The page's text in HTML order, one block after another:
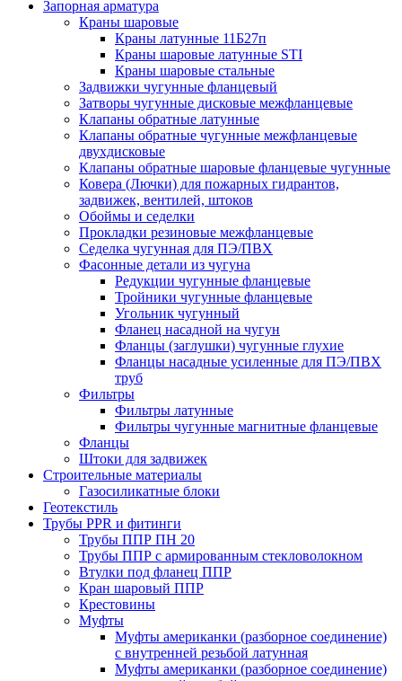
Запорная арматура
Краны шаровые
Краны латунные 11Б27п
Краны шаровые латунные STI
Краны шаровые стальные
Задвижки чугунные фланцевый
Затворы чугунные дисковые межфланцевые
Клапаны обратные латунные
Клапаны обратные чугунные межфланцевые
двухдисковые
Клапаны обратные шаровые фланцевые чугунные
Ковера (Лючки) для пожарных гидрантов,
задвижек, вентилей, штоков
Обоймы и седелки
Прокладки резиновые межфланцевые
Седелка чугунная для ПЭ/ПВХ
Фасонные детали из чугуна
Редукции чугунные фланцевые
Тройники чугунные фланцевые
Угольник чугунный
Фланец насадной на чугун
Фланцы (заглушки) чугунные глухие
Фланцы насадные усиленные для ПЭ/ПВХ
труб
Фильтры
Фильтры латунные
Фильтры чугунные магнитные фланцевые
Фланцы
Штоки для задвижек
Строительные материалы
Газосиликатные блоки
Геотекстиль
Трубы PPR и фитинги
Трубы ППР ПН 20
Трубы ППР с армированным стекловолокном
Втулки под фланец ППР
Кран шаровый ППР
Крестовины
Муфты
Муфты американки (разборное соединение)
с внутренней резьбой латунная
Муфты американки (разборное соединение)